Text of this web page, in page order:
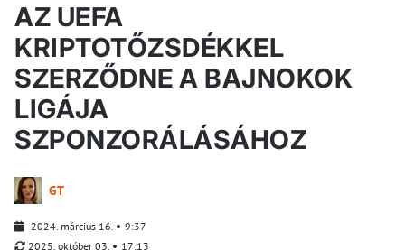
AZ UEFA
KRIPTOTŐZSDÉKKEL
SZERZŐDNE A BAJNOKOK
LIGÁJA
SZPONZORÁLÁSÁHOZ
GT
2024. március 16.
9:37
2025. október 03.
17:13